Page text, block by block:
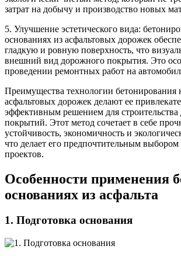
затрат на добычу и производство новых
5. Улучшение эстетического вида:
основаниях из асфальтовых дорожек
гладкую и ровную поверхность, что
внешний вид дорожного покрытия. Это
проведении ремонтных работ на
Преимущества технологии бетонирования
асфальтовых дорожек делают ее
эффективным решением для
покрытий. Этот метод сочетает в себе
устойчивость, экономичность и
что делает его предпочтительным
проектов.
Особенности применения
основаниях из асфальта
1. Подготовка основания